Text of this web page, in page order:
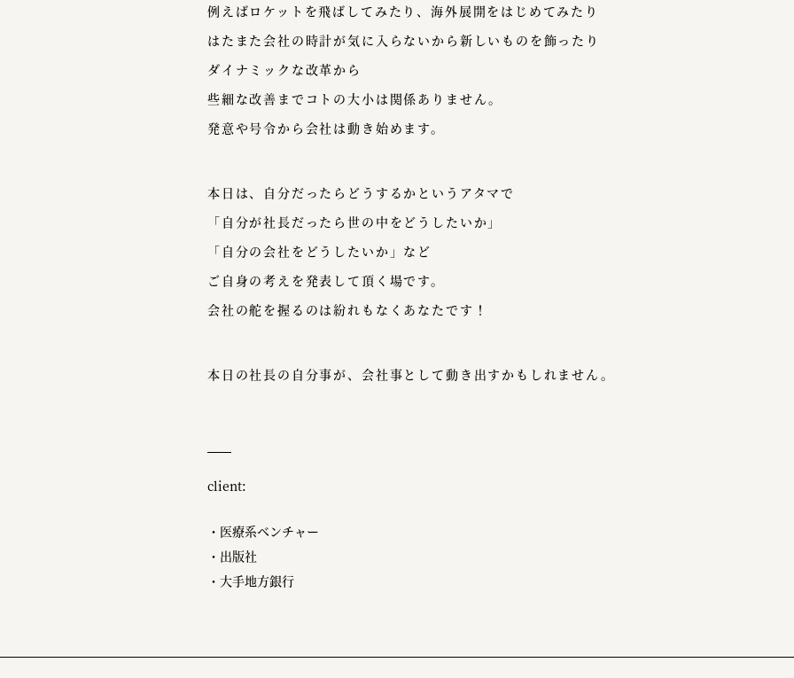
例えばロケットを飛ばしてみたり、海外展開をはじめてみたり
はたまた会社の時計が気に入らないから新しいものを飾ったり
ダイナミックな改革から
些細な改善までコトの大小は関係ありません。
発意や号令から会社は動き始めます。
本日は、自分だったらどうするかというアタマで
「自分が社長だったら世の中をどうしたいか」
「自分の会社をどうしたいか」など
ご自身の考えを発表して頂く場です。
会社の舵を握るのは紛れもなくあなたです！
本日の社長の自分事が、会社事として動き出すかもしれません。
client:
・医療系ベンチャー
・出版社
・大手地方銀行